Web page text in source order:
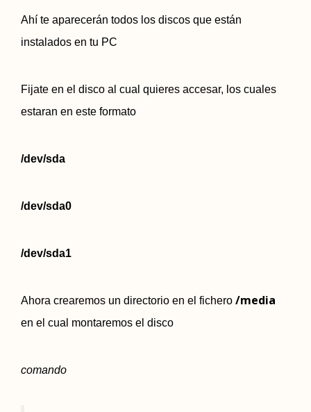
Ahí te aparecerán todos los discos que están
instalados en tu PC
Fijate en el disco al cual quieres accesar, los cuales
estaran en este formato
/dev/sda
/dev/sda0
/dev/sda1
Ahora crearemos un directorio en el fichero /media
en el cual montaremos el disco
comando